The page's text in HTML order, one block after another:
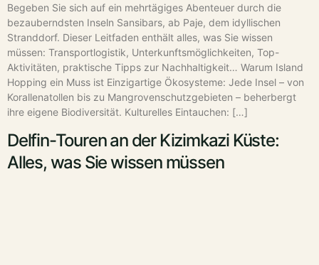
Begeben Sie sich auf ein mehrtägiges Abenteuer durch die
bezauberndsten Inseln Sansibars, ab Paje, dem idyllischen
Stranddorf. Dieser Leitfaden enthält alles, was Sie wissen
müssen: Transportlogistik, Unterkunftsmöglichkeiten, Top-
Aktivitäten, praktische Tipps zur Nachhaltigkeit… Warum Island
Hopping ein Muss ist Einzigartige Ökosysteme: Jede Insel – von
Korallenatollen bis zu Mangrovenschutzgebieten – beherbergt
ihre eigene Biodiversität. Kulturelles Eintauchen: […]
Delfin-Touren an der Kizimkazi Küste:
Alles, was Sie wissen müssen